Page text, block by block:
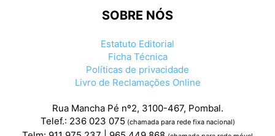
SOBRE NÓS
Estatuto Editorial
Ficha Técnica
Políticas de privacidade
Livro de Reclamações Online
Rua Mancha Pé nº2, 3100-467, Pombal.
Telef.: 236 023 075 (chamada para rede fixa nacional)